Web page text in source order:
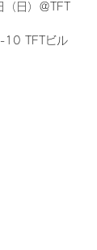
日）＠TFT
10 TFTビル